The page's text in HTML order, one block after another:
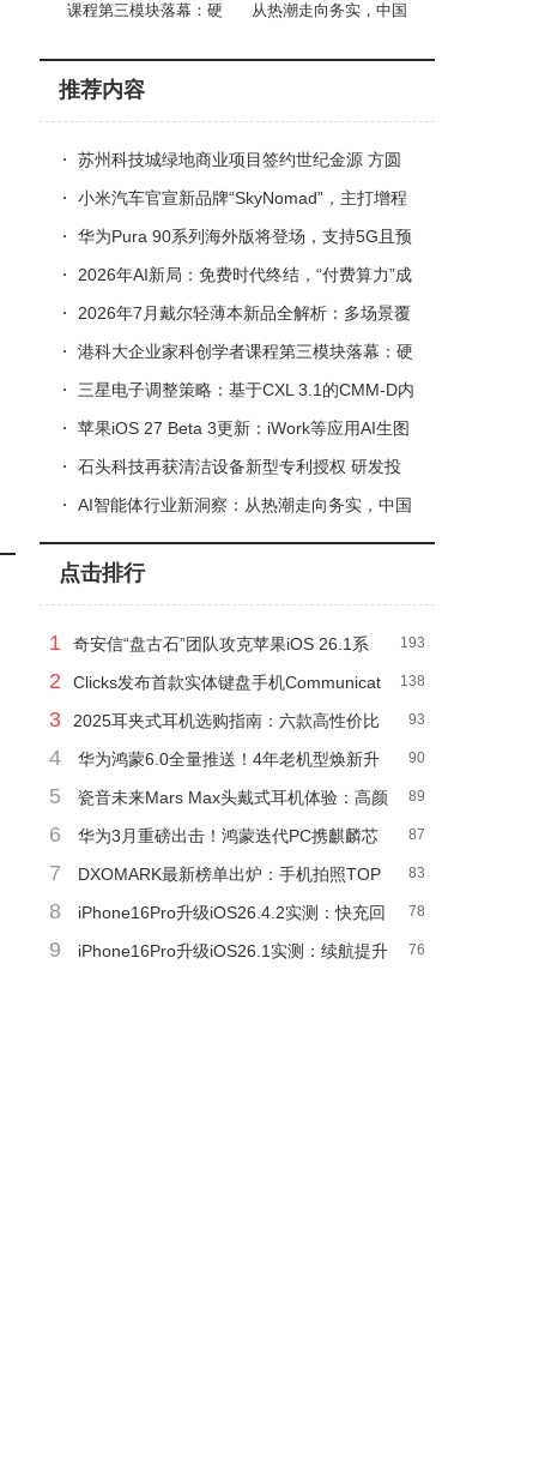
课程第三模块落幕：硬
从热潮走向务实，中国
推荐内容
苏州科技城绿地商业项目签约世纪金源 方圆
荟入驻 预计2027年五一开业
小米汽车官宣新品牌“SkyNomad”，主打增程
SUV，2026年或迎昆仑系列首车
华为Pura 90系列海外版将登场，支持5G且预
装EMUI 16.0.0系统引关注
2026年AI新局：免费时代终结，“付费算力”成
职场竞争新门槛
2026年7月戴尔轻薄本新品全解析：多场景覆
盖，哪款最适合你？
港科大企业家科创学者课程第三模块落幕：硬
科技与AI融合，赋能科创未来
三星电子调整策略：基于CXL 3.1的CMM-D内
存模组商业化进度放缓至2027年
苹果iOS 27 Beta 3更新：iWork等应用AI生图
数据将传输至谷歌云
石头科技再获清洁设备新型专利授权 研发投
资激增助力创新成果井喷
AI智能体行业新洞察：从热潮走向务实，中国
AGI未来可期
点击排行
193
1
奇安信“盘古石”团队攻克苹果iOS 26.1系
统提权难关 可提取多应用数据
138
2
Clicks发布首款实体键盘手机Communicat
or 专为高效操作打造的“第二部设备”
93
3
2025耳夹式耳机选购指南：六款高性价比
机型深度测评，学生党闭眼入不踩坑
90
4
华为鸿蒙6.0全量推送！4年老机型焕新升
级，流畅续航双提升，用户直呼太值
89
5
瓷音未来Mars Max头戴式耳机体验：高颜
值长续航，通勤听歌好搭子
87
6
华为3月重磅出击！鸿蒙迭代PC携麒麟芯
片登场 手环11系列同步来袭
83
7
DXOMARK最新榜单出炉：手机拍照TOP
5大变样，谁才是你心中的拍照王者？
78
8
iPhone16Pro升级iOS26.4.2实测：快充回
归，流畅续航信号全面优化
76
9
iPhone16Pro升级iOS26.1实测：续航提升